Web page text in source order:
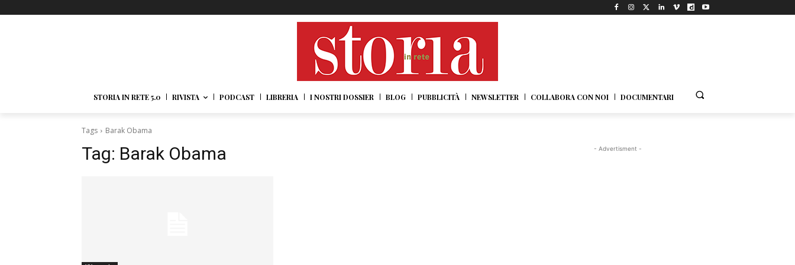
STORIA IN RETE 5.0 RIVISTA PODCAST LIBRERIA I NOSTRI DOSSIER BLOG PUBBLICITÀ NEWSLETTER COLLABORA CON NOI DOCUMENTARI
Tags Barak Obama
Tag: Barak Obama - Advertisment -